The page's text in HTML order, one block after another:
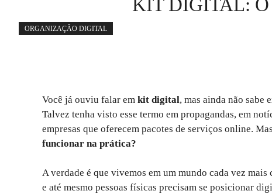
KIT DIGITAL: O
ORGANIZAÇÃO DIGITAL
Você já ouviu falar em kit digital, mas ainda não sabe
Talvez tenha visto esse termo em propagandas, em
empresas que oferecem pacotes de serviços online.
funcionar na prática?
A verdade é que vivemos em um mundo cada vez
e até mesmo pessoas físicas precisam se posicionar